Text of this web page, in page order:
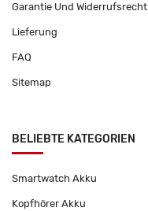
Garantie Und Widerrufsrecht
Lieferung
FAQ
Sitemap
BELIEBTE KATEGORIEN
Smartwatch Akku
Kopfhörer Akku